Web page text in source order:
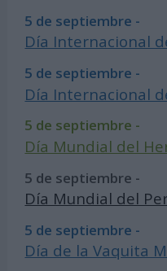
5 de septiembre -
Día Internacional
5 de septiembre -
Día Internacional
5 de septiembre -
Día Mundial del
5 de septiembre -
Día Mundial del
5 de septiembre -
Día de la Vaquita